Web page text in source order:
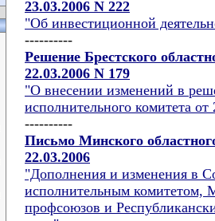
23.03.2006 N 222
"Об инвестиционной
----------
Решение Брестского
22.03.2006 N 179
"О внесении изменений в
исполнительного комитета
----------
Письмо Минского
22.03.2006
"Дополнения и изменения в
исполнительным комитетом,
профсоюзов и